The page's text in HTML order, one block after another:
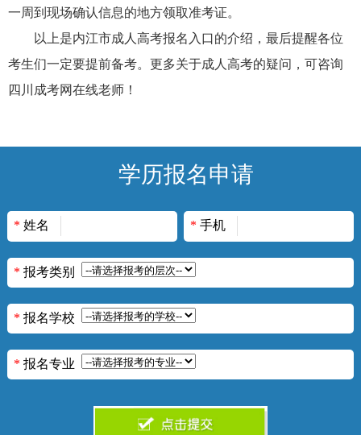
一周到现场确认信息的地方领取准考证。
以上是内江市成人高考报名入口的介绍，最后提醒各位
考生们一定要提前备考。更多关于成人高考的疑问，可咨询
四川成考网在线老师！
学历报名申请
* 姓名 * 手机
* 报考类别
* 报名学校
* 报名专业